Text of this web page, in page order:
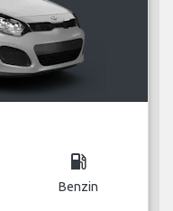
local_gas_station
Benzin